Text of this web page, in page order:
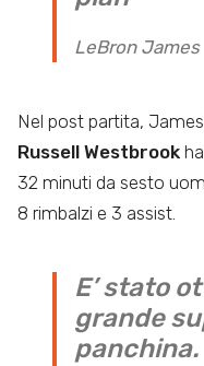
LeBron James
Nel post partita,
Russell Westbrook
32 minuti da sesto
8 rimbalzi e 3 assist.
E’ stato
grande
panchina.